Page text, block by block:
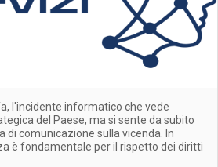
l'incidente informatico che vede
del Paese, ma si sente da subito
comunicazione sulla vicenda. In
è fondamentale per il rispetto dei diritti